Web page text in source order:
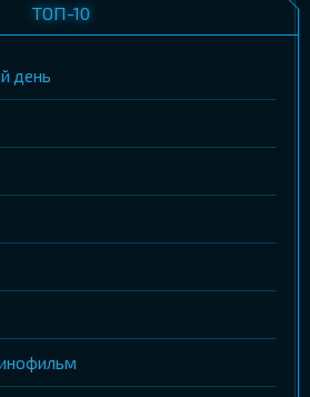
ТОП-10
день